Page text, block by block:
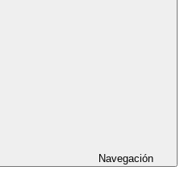
Navegación